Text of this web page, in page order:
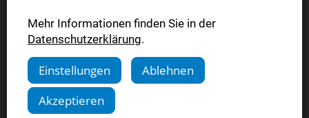
Mehr Informationen finden Sie in der
Datenschutzerklärung.
Einstellungen
Ablehnen
Akzeptieren